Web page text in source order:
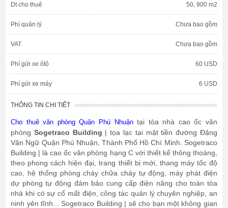
Dt cho thuê 50, 900 m2
Phí quản lý Chưa bao gồm
VAT Chưa bao gồm
Phí gửi xe ôtô 60 USD
Phí gửi xe máy 6 USD
THÔNG TIN CHI TIẾT
Cho thuê văn phòng Quận Phú Nhuậntại tòa nhà cao ốc văn
phòng Sogetraco Building | tọa lạc tại mặt tiền đường Đặng
Văn Ngữ Quận Phú Nhuận, Thành Phố Hồ Chí Minh. Sogetraco
Building | là cao ốc văn phòng hạng C với thiết kế thông thoáng,
theo phong cách hiện đại, trang thiết bị mới, thang máy tốc độ
cao, hệ thống phòng cháy chữa cháy tự động, máy phát điện
dự phòng tự động đảm bảo cung cấp điện năng cho toàn tòa
nhà khi có sự cố mất điện, công tác quản lý chuyên nghiệp, an
ninh yên tĩnh... Sogetraco Building | sẽ cho bạn một không gian